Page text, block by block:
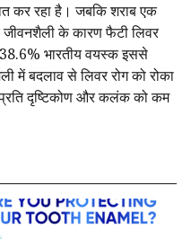
कर रहा है। जबकि शराब एक
के कारण फैटी लिवर
भारतीय वयस्क इससे
में बदलाव से लिवर रोग को रोका
दृष्टिकोण और कलंक को कम